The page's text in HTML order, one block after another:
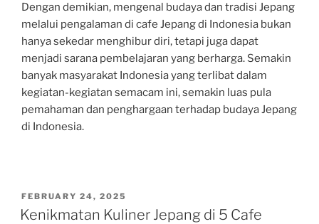
Dengan demikian, mengenal budaya dan tradisi Jepang
melalui pengalaman di cafe Jepang di Indonesia bukan
hanya sekedar menghibur diri, tetapi juga dapat
menjadi sarana pembelajaran yang berharga. Semakin
banyak masyarakat Indonesia yang terlibat dalam
kegiatan-kegiatan semacam ini, semakin luas pula
pemahaman dan penghargaan terhadap budaya Jepang
di Indonesia.
POSTED
ON
FEBRUARY 24, 2025
Kenikmatan Kuliner Jepang di 5 Cafe